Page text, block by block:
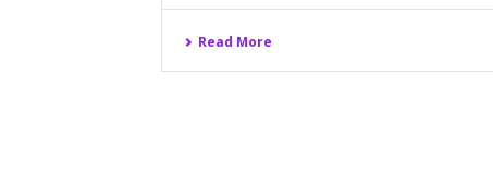
Read More